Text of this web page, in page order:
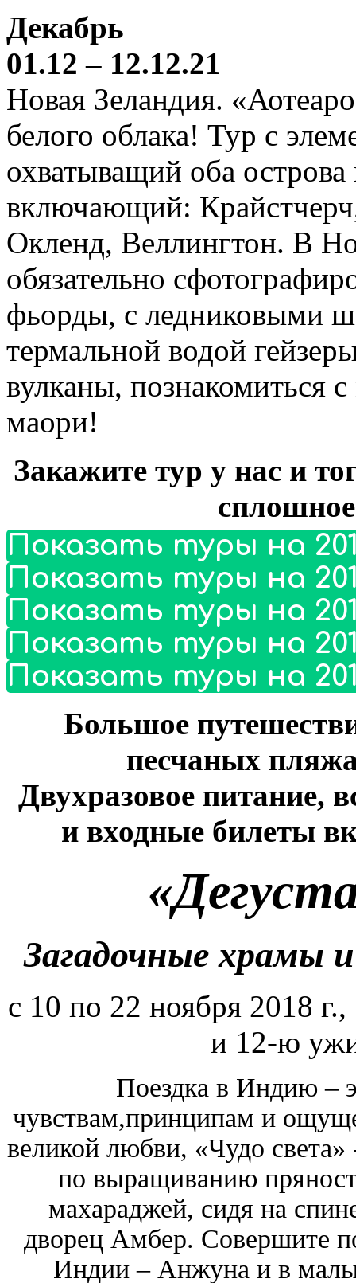
Декабрь
01.12 – 12.12.21
Новая Зеландия.
белого облака! Тур с
охватыващий оба
включающий:
Окленд, Веллингтон. В
обязательно
фьорды, с ледниковыми
термальной водой
вулканы, познакомиться
маори!
Закажите тур у нас и
Показать туры на
Показать туры на
Показать туры на
Показать туры на
Показать туры на
Большое
песчаных
Двухразовое питание,
и входные билеты
Загадочные храмы
с 10 по 22 ноября 2018
и 12-ю
Поездка в Индию –
чувствам,принципам и
великой любви, «Чудо
по выращиванию
махараджей, сидя на
дворец Амбер. Совершите
Индии – Анжуна и в